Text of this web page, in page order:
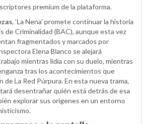
premium de la plataforma.
, ‘La Nena’ promete continuar la historia
de Criminalidad (BAC), aunque esta vez
fragmentados y marcados por
Elena Blanco se alejará
mientras lidia con su duelo, mientras
tras los acontecimientos que
de La Red Púrpura. En esta nueva trama,
desentrañar quién está detrás de esa
explorar sus orígenes en un entorno